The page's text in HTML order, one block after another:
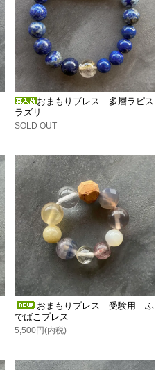
おまもりブレス 多層ラピス
ラズリ
SOLD OUT
おまもりブレス 受験用 ふ
でばこブレス
5,500円(内税)